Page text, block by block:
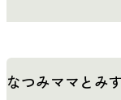
なつみママとみ